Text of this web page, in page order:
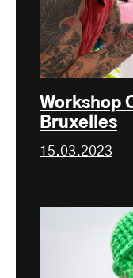
Workshop
Bruxelles
15.03.2023